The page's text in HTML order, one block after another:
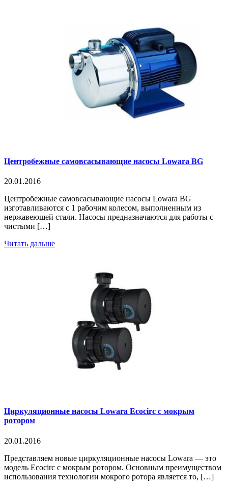
Центробежные самовсасывающие насосы Lowara BG
20.01.2016
Центробежные самовсасывающие насосы Lowara BG
изготавливаются с 1 рабочим колесом, выполненным из
нержавеющей стали. Насосы предназначаются для работы с
чистыми […]
Читать дальше
Циркуляционные насосы Lowara Ecocirc с мокрым
ротором
20.01.2016
Представляем новые циркуляционные насосы Lowara — это
модель Ecocirc с мокрым ротором. Основным преимуществом
использования технологии мокрого ротора является то, […]